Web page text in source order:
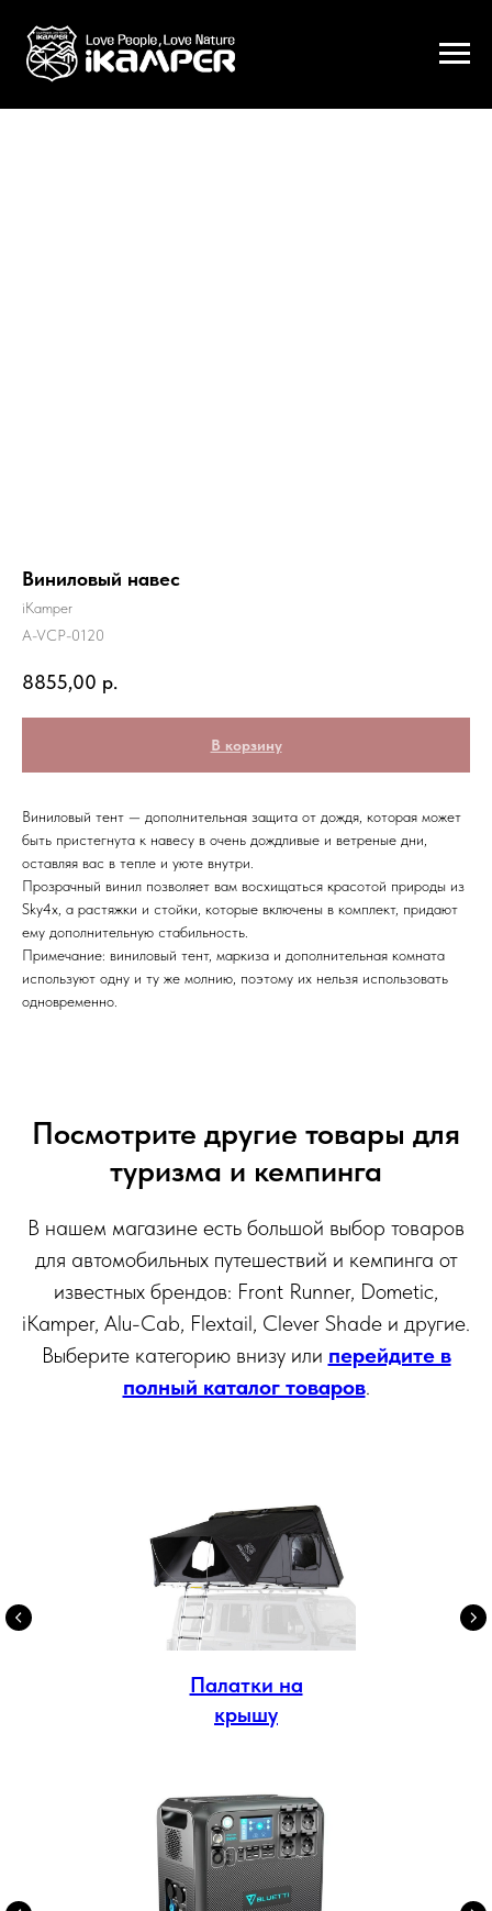
Виниловый навес
iKamper
A-VCP-0120
8855,00 р.
В корзину
Виниловый тент — дополнительная защита от дождя, которая может
быть пристегнута к навесу в очень дождливые и ветреные дни,
оставляя вас в тепле и уюте внутри.
Прозрачный винил позволяет вам восхищаться красотой природы из
Sky4x, а растяжки и стойки, которые включены в комплект, придают
ему дополнительную стабильность.
Примечание: виниловый тент, маркиза и дополнительная комната
используют одну и ту же молнию, поэтому их нельзя использовать
одновременно.
Посмотрите другие товары для
туризма и кемпинга
В нашем магазине есть большой выбор товаров
для автомобильных путешествий и кемпинга от
известных брендов: Front Runner, Dometic,
iKamper, Alu-Cab, Flextail, Clever Shade и другие.
Выберите категорию внизу или перейдите в
полный каталог товаров.
Палатки на
крышу